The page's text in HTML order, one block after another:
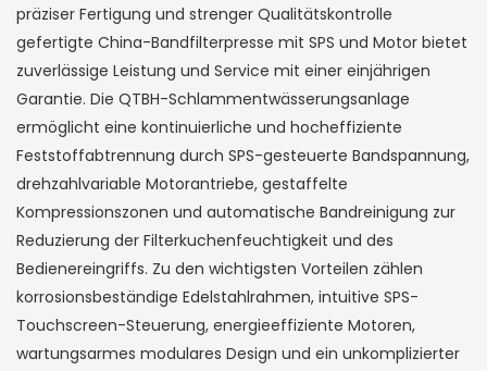
präziser Fertigung und strenger Qualitätskontrolle
gefertigte China-Bandfilterpresse mit SPS und Motor bietet
zuverlässige Leistung und Service mit einer einjährigen
Garantie. Die QTBH-Schlammentwässerungsanlage
ermöglicht eine kontinuierliche und hocheffiziente
Feststoffabtrennung durch SPS-gesteuerte Bandspannung,
drehzahlvariable Motorantriebe, gestaffelte
Kompressionszonen und automatische Bandreinigung zur
Reduzierung der Filterkuchenfeuchtigkeit und des
Bedienereingriffs. Zu den wichtigsten Vorteilen zählen
korrosionsbeständige Edelstahlrahmen, intuitive SPS-
Touchscreen-Steuerung, energieeffiziente Motoren,
wartungsarmes modulares Design und ein unkomplizierter